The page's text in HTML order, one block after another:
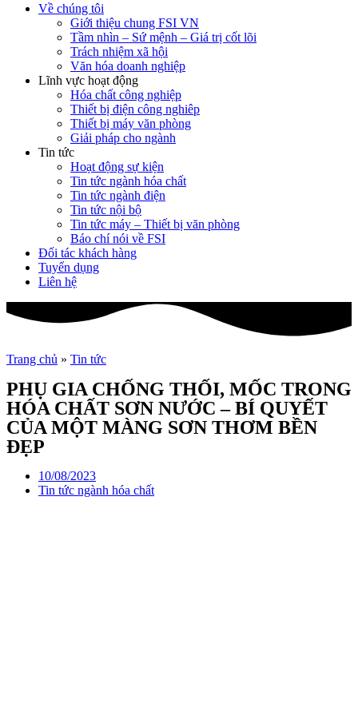
Về chúng tôi
Giới thiệu chung FSI VN
Tầm nhìn – Sứ mệnh – Giá trị cốt lõi
Trách nhiệm xã hội
Văn hóa doanh nghiệp
Lĩnh vực hoạt động
Hóa chất công nghiệp
Thiết bị điện công nghiêp
Thiết bị máy văn phòng
Giải pháp cho ngành
Tin tức
Hoạt động sự kiện
Tin tức ngành hóa chất
Tin tức ngành điện
Tin tức nội bộ
Tin tức máy – Thiết bị văn phòng
Báo chí nói về FSI
Đối tác khách hàng
Tuyển dụng
Liên hệ
Trang chủ » Tin tức
PHỤ GIA CHỐNG THỐI, MỐC TRONG
HÓA CHẤT SƠN NƯỚC – BÍ QUYẾT
CỦA MỘT MÀNG SƠN THƠM BỀN
ĐẸP
10/08/2023
Tin tức ngành hóa chất